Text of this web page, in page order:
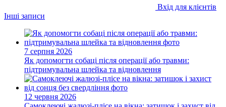
Вхід для клієнтів
Інші записи
7 серпня 2026
Як допомогти собаці після операції або травми:
підтримувальна шлейка та відновлення
12 червня 2026